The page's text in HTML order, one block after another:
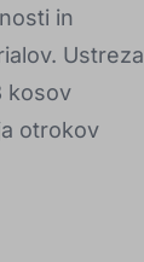
in
Ustreza
kosov
otrokov